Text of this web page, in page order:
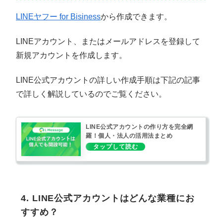
LINEヤフー for Bisinessから作成できます。
LINEアカウント、またはメールアドレスを登録して
新規アカウントを作成します。
LINE公式アカウントの詳しい作成手順は下記の記事
で詳しく解説しているのでご覧ください。
LINE公式アカウントの作り方を完全網
羅！個人・法人の活用法まとめ
4. LINE公式アカウントはどんな業種にお
すすめ？